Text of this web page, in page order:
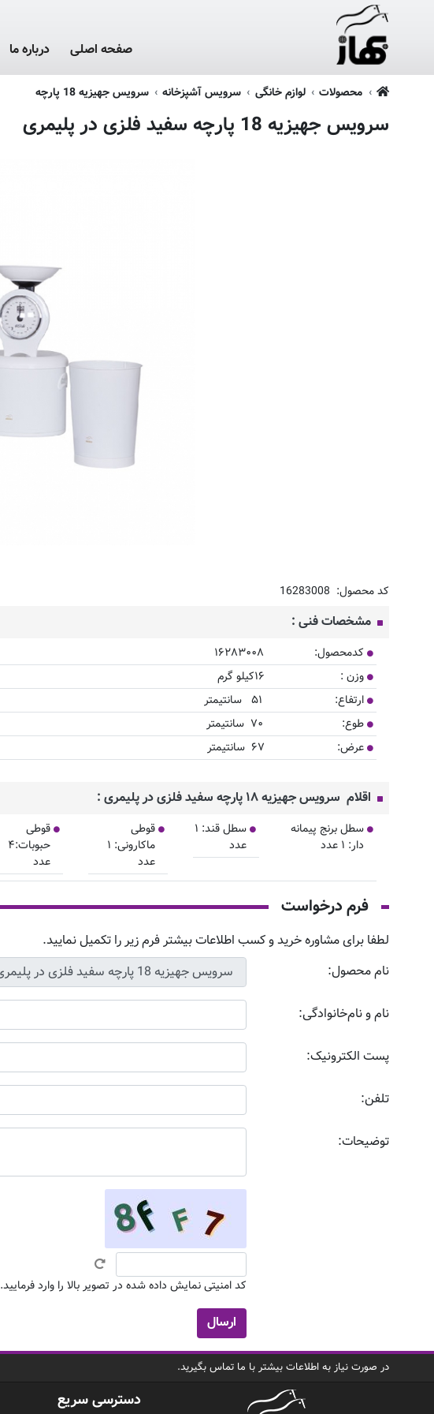
صفحه اصلی درباره ما
محصولات لوازم خانگی سرویس آشپزخانه سرویس جهیزیه 18 پارچه
سرویس جهیزیه 18 پارچه سفید فلزی در پلیمری
کد محصول: 16283008
مشخصات فنی :
کدمحصول: ۱۶۲۸۳۰۰۸
وزن : ۱۶کیلو گرم
ارتفاع: ۵۱ سانتیمتر
طوع: ۷۰ سانتیمتر
عرض: ۶۷ سانتیمتر
اقلام سرویس جهیزیه ۱۸ پارچه سفید فلزی در پلیمری :
سطل برنج پیمانه
دار: ۱ عدد
سطل قند: ۱
عدد
قوطی
ماکارونی: ۱
عدد
قوطی
حبوبات:۴
عدد
فرم درخواست
لطفا برای مشاوره خرید و کسب اطلاعات بیشتر فرم زیر را تکمیل نمایید.
نام محصول:
نام و نام‌خانوادگی:
پست الکترونیک:
تلفن:
توضیحات:
کد امنیتی نمایش داده شده در تصویر بالا را وارد فرمایید.
در صورت نیاز به اطلاعات بیشتر با ما تماس بگیرید.
دسترسی سریع